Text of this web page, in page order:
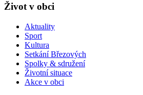
Život v obci
Aktuality
Sport
Kultura
Setkání Březových
Spolky & sdružení
Životní situace
Akce v obci